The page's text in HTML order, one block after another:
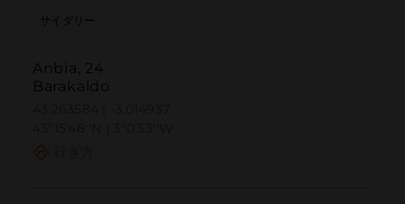
サイダリー
Anbia, 24
Barakaldo